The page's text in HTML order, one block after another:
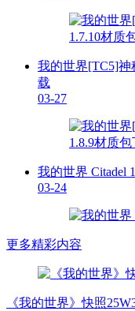
我的世界[TC5]神
载
03-27
我的世界 Citadel
03-24
更多精彩内容
《我的世界》快照